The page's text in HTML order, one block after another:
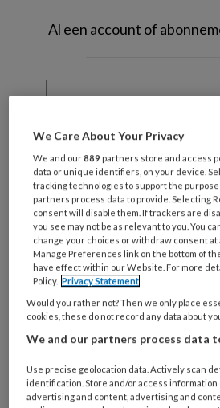
Al een account of
Wat
is
e-
mailadres?
* *
Kies
je
wachtwoord*
*
Kies
je
functie *
Bij
welke
organisatie
werk
je?
Untitled
Ontvang 2x per week de
KinderopvangTotaal
Ontvang iedere zondag
We Care About Your Privacy
We and our889 partners store and access
data or unique identifiers, on your device.
tracking technologies to support the
partners process data to provide. Selecting
consent will disable them. If trackers are
you see may not be as relevant to you. You
change your choices or withdraw consent at
Manage Preferences link on the bottom of
have effect within our Website. For more
Policy. Privacy Statement
Would you rather not? Then we only place
cookies, these do not record any data about
We and our partners process data
Use precise geolocation data. Actively scan
identification. Store and/or access information
advertising and content, advertising and